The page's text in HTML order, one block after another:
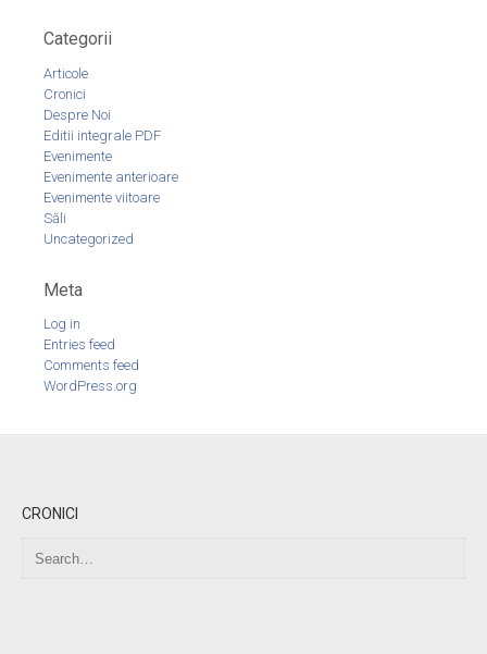
Categorii
Articole
Cronici
Despre Noi
Editii integrale PDF
Evenimente
Evenimente anterioare
Evenimente viitoare
Săli
Uncategorized
Meta
Log in
Entries feed
Comments feed
WordPress.org
CRONICI